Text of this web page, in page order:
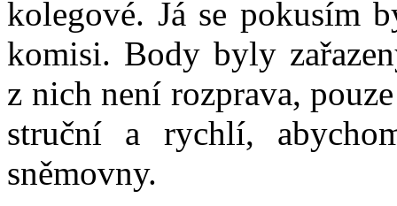
kolegové. Já se pokusím
komisi. Body byly
z nich není rozprava,
struční a rychlí,
sněmovny.